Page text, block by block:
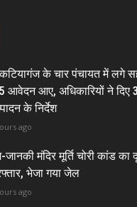
के चार पंचायत में लगे
आवेदन आए, अधिकारियों ने दिए
के निर्देश
ago
जानकी मंदिर मूर्ति चोरी कांड
भेजा गया जेल
ago